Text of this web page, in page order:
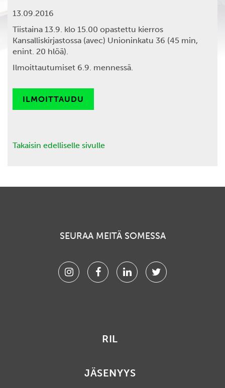
13.09.2016
Tiistaina 13.9. klo 15.00 opastettu kierros
Kansalliskirjastossa (avec) Unioninkatu 36 (45 min,
enint. 20 hlöä).
Ilmoittautumiset 6.9. mennessä.
ILMOITTAUDU
Takaisin edelliselle sivulle
SEURAA MEITÄ SOMESSA
InstagramFacebookLinkedinTwitter
RIL
JÄSENYYS